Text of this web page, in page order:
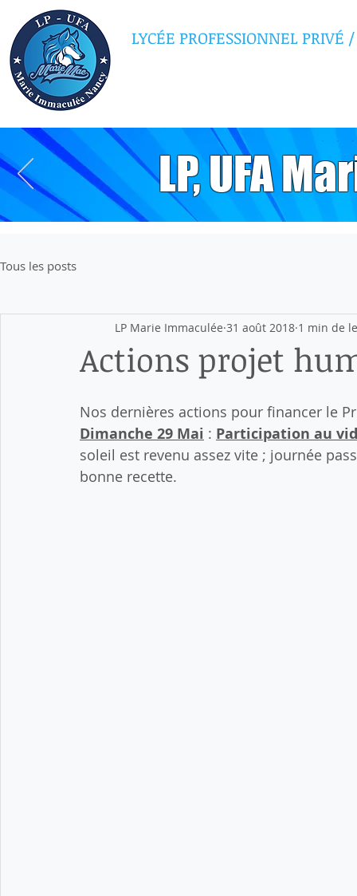
LYCÉE PROFESSIONNEL PRIVÉ /
LP, UFA
Tous les posts
Actions projet
LP Marie Immaculée 31 août 2018 1 min de
Nos dernières actions pour financer le
Dimanche 29 Mai : Participation au
soleil est revenu assez vite ; journée
bonne recette.